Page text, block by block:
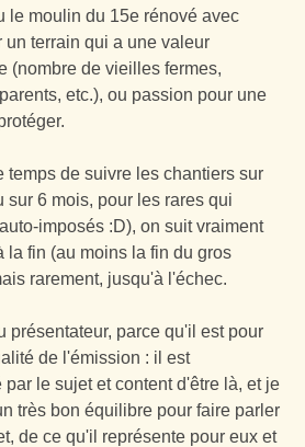
le moulin du 15e rénové avec
un terrain qui a une valeur
(nombre de vieilles fermes,
etc.), ou passion pour une
temps de suivre les chantiers sur
sur 6 mois, pour les rares qui
imposés :D), on suit vraiment
la fin (au moins la fin du gros
rarement, jusqu'à l'échec.
présentateur, parce qu'il est pour
de l'émission : il est
le sujet et content d'être là, et je
très bon équilibre pour faire parler
de ce qu'il représente pour eux et